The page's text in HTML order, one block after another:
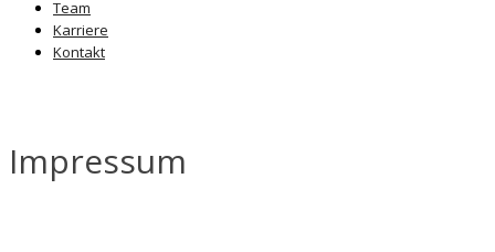
Team
Karriere
Kontakt
Impressum